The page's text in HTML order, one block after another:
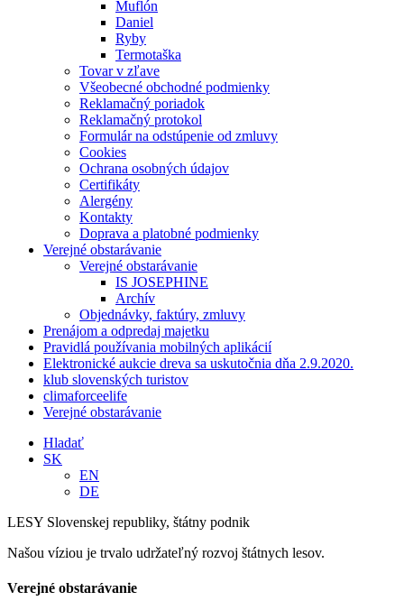
Muflón
Daniel
Ryby
Termotaška
Tovar v zľave
Všeobecné obchodné podmienky
Reklamačný poriadok
Reklamačný protokol
Formulár na odstúpenie od zmluvy
Cookies
Ochrana osobných údajov
Certifikáty
Alergény
Kontakty
Doprava a platobné podmienky
Verejné obstarávanie
Verejné obstarávanie
IS JOSEPHINE
Archív
Objednávky, faktúry, zmluvy
Prenájom a odpredaj majetku
Pravidlá používania mobilných aplikácií
Elektronické aukcie dreva sa uskutočnia dňa 2.9.2020.
klub slovenských turistov
climaforceelife
Verejné obstarávanie
Hladať
SK
EN
DE
LESY Slovenskej republiky, štátny podnik
Našou víziou je trvalo udržateľný rozvoj štátnych lesov.
Verejné obstarávanie